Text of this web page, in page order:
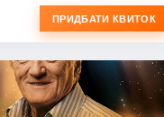
ПРИДБАТИ КВИТОК